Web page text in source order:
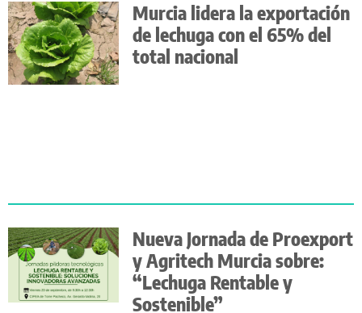
Murcia lidera la exportación
de lechuga con el 65% del
total nacional
Nueva Jornada de Proexport
y Agritech Murcia sobre:
“Lechuga Rentable y
Sostenible”